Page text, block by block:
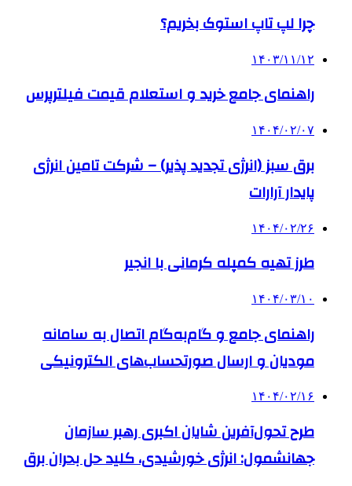
چرا لپ تاپ استوک بخریم؟
۱۴۰۳/۱۱/۱۲
راهنمای جامع خرید و استعلام قیمت فیلترپرس
۱۴۰۴/۰۲/۰۷
برق سبز (انرژی تجدید پذیر) – شرکت تامین انرژی
پایدار آرارات
۱۴۰۴/۰۲/۲۶
طرز تهیه کمپله کرمانی با انجیر
۱۴۰۴/۰۳/۱۰
راهنمای جامع و گام‌به‌گام اتصال به سامانه
مودیان و ارسال صورتحساب‌های الکترونیکی
۱۴۰۴/۰۲/۱۶
طرح تحول‌آفرین شایان اکبری رهبر سازمان
جهانشمول: انرژی خورشیدی، کلید حل بحران برق